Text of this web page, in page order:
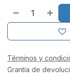
Términos y
Grantía de